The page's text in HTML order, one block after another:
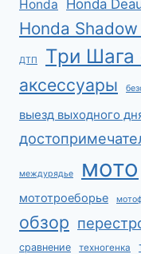
Honda Honda
Honda
ДТП Три Шага
аксессуары
выезд выходного
междурядье мото
мототроеборье
обзор
сравнение техногенка